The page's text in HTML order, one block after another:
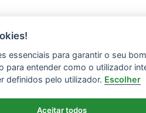
essenciais para garantir o seu
para entender como o utilizador
definidos pelo utilizador. Escolher
Aceitar todos